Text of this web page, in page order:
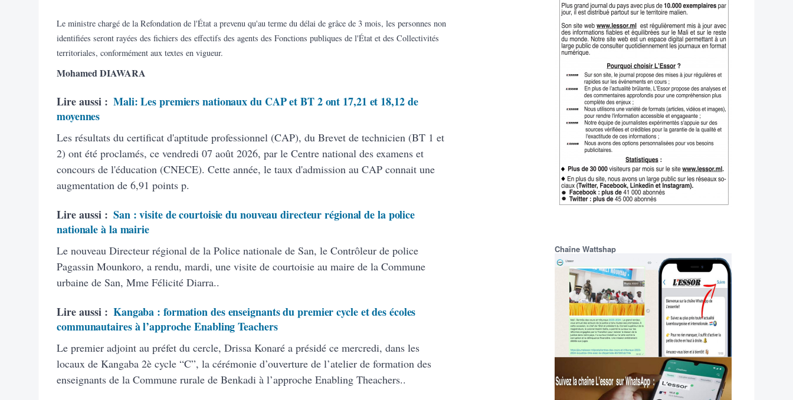
Le ministre chargé de la Refondation de l'État a prevenu qu'au terme du délai de grâce de 3 mois, les personnes non
identifiées seront rayées des fichiers des effectifs des agents des Fonctions publiques de l'État et des Collectivités
territoriales, conformément aux textes en vigueur.
Mohamed DIAWARA
Lire aussi : Mali: Les premiers nationaux du CAP et BT 2 ont 17,21 et 18,12 de
moyennes
Les résultats du certificat d'aptitude professionnel (CAP), du Brevet de technicien (BT 1 et
2) ont été proclamés, ce vendredi 07 août 2026, par le Centre national des examens et
concours de l'éducation (CNECE). Cette année, le taux d'admission au CAP connait une
augmentation de 6,91 points p.
Lire aussi : San : visite de courtoisie du nouveau directeur régional de la police
nationale à la mairie
Le nouveau Directeur régional de la Police nationale de San, le Contrôleur de police
Pagassin Mounkoro, a rendu, mardi, une visite de courtoisie au maire de la Commune
urbaine de San, Mme Félicité Diarra..
Lire aussi : Kangaba : formation des enseignants du premier cycle et des écoles
communautaires à l’approche Enabling Teachers
Le premier adjoint au préfet du cercle, Drissa Konaré a présidé ce mercredi, dans les
locaux de Kangaba 2è cycle “C”, la cérémonie d’ouverture de l’atelier de formation des
enseignants de la Commune rurale de Benkadi à l’approche Enabling Theachers..
Chaîne Wattshap